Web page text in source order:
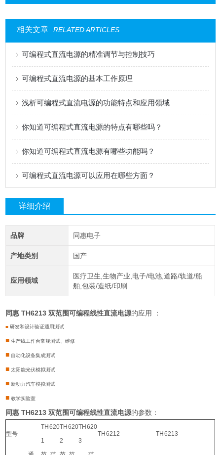
相关文章 RELATED ARTICLES
可编程式直流电源的精准调节与控制技巧
可编程式直流电源的基本工作原理
浅析可编程式直流电源的功能特点和应用领域
你知道可编程式直流电源的特点有哪些吗？
你知道可编程式直流电源有哪些功能吗？
可编程式直流电源可以应用在哪些方面？
详细介绍
品牌 同惠电子
产地类别 国产
应用领域
医疗卫生,生物产业,电子/电池,道路/轨道/船
舶,包装/造纸/印刷
同惠 TH6213 双范围可编程线性直流电源的应用 ：
■ 研发和设计验证通用测试
■ 生产线工作台常规测试、维修
■ 自动化设备集成测试
■ 太阳能光伏模拟测试
■ 新动力汽车模拟测试
■ 教学实验室
同惠 TH6213 双范围可编程线性直流电源的参数：
型号
TH620
1
TH620
2
TH620
3
TH6212 TH6213